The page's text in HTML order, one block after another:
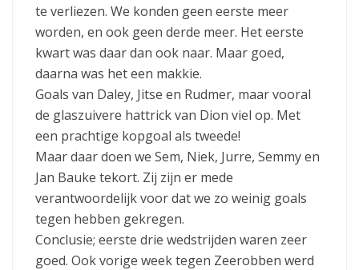
te verliezen. We konden geen eerste meer
worden, en ook geen derde meer. Het eerste
kwart was daar dan ook naar. Maar goed,
daarna was het een makkie.
Goals van Daley, Jitse en Rudmer, maar vooral
de glaszuivere hattrick van Dion viel op. Met
een prachtige kopgoal als tweede!
Maar daar doen we Sem, Niek, Jurre, Semmy en
Jan Bauke tekort. Zij zijn er mede
verantwoordelijk voor dat we zo weinig goals
tegen hebben gekregen.
Conclusie; eerste drie wedstrijden waren zeer
goed. Ook vorige week tegen Zeerobben werd